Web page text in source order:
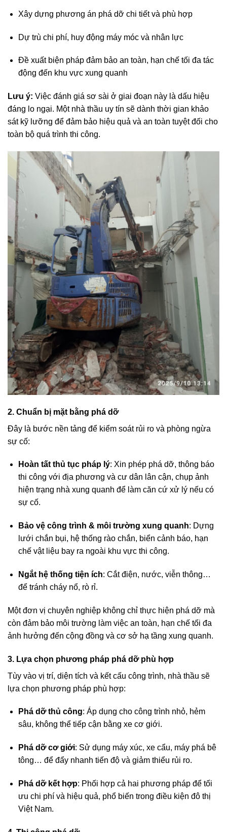
Xây dựng phương án phá dỡ chi tiết và phù hợp
Dự trù chi phí, huy động máy móc và nhân lực
Đề xuất biện pháp đảm bảo an toàn, hạn chế tối đa tác
động đến khu vực xung quanh
Lưu ý: Việc đánh giá sơ sài ở giai đoạn này là dấu hiệu
đáng lo ngại. Một nhà thầu uy tín sẽ dành thời gian khảo
sát kỹ lưỡng để đảm bảo hiệu quả và an toàn tuyệt đối cho
toàn bộ quá trình thi công.
2. Chuẩn bị mặt bằng phá dỡ
Đây là bước nền tảng để kiểm soát rủi ro và phòng ngừa
sự cố:
Hoàn tất thủ tục pháp lý: Xin phép phá dỡ, thông báo
thi công với địa phương và cư dân lân cận, chụp ảnh
hiện trạng nhà xung quanh để làm căn cứ xử lý nếu có
sự cố.
Bảo vệ công trình & môi trường xung quanh: Dựng
lưới chắn bụi, hệ thống rào chắn, biển cảnh báo, hạn
chế vật liệu bay ra ngoài khu vực thi công.
Ngắt hệ thống tiện ích: Cắt điện, nước, viễn thông…
để tránh cháy nổ, rò rỉ.
Một đơn vị chuyên nghiệp không chỉ thực hiện phá dỡ mà
còn đảm bảo môi trường làm việc an toàn, hạn chế tối đa
ảnh hưởng đến cộng đồng và cơ sở hạ tầng xung quanh.
3. Lựa chọn phương pháp phá dỡ phù hợp
Tùy vào vị trí, diện tích và kết cấu công trình, nhà thầu sẽ
lựa chọn phương pháp phù hợp:
Phá dỡ thủ công: Áp dụng cho công trình nhỏ, hẻm
sâu, không thể tiếp cận bằng xe cơ giới.
Phá dỡ cơ giới: Sử dụng máy xúc, xe cẩu, máy phá bê
tông… để đẩy nhanh tiến độ và giảm thiểu rủi ro.
Phá dỡ kết hợp: Phối hợp cả hai phương pháp để tối
ưu chi phí và hiệu quả, phổ biến trong điều kiện đô thị
Việt Nam.